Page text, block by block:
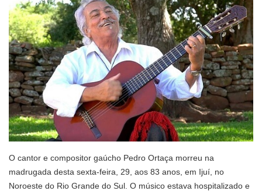
O cantor e compositor gaúcho Pedro Ortaça morreu na
madrugada desta sexta-feira, 29, aos 83 anos, em Ijuí, no
Noroeste do Rio Grande do Sul. O músico estava hospitalizado e